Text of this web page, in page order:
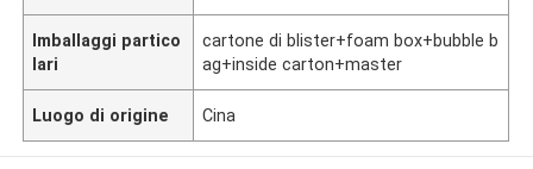
Imballaggi partico
lari
cartone di blister+foam box+bubble b
ag+inside carton+master
Luogo di origine Cina